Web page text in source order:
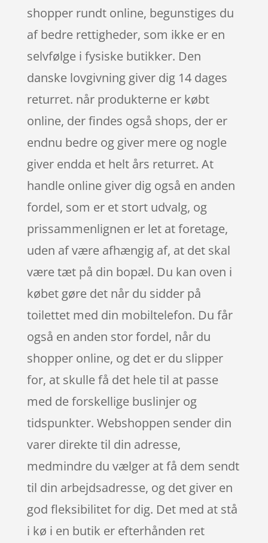
shopper rundt online, begunstiges du
af bedre rettigheder, som ikke er en
selvfølge i fysiske butikker. Den
danske lovgivning giver dig 14 dages
returret. når produkterne er købt
online, der findes også shops, der er
endnu bedre og giver mere og nogle
giver endda et helt års returret. At
handle online giver dig også en anden
fordel, som er et stort udvalg, og
prissammenlignen er let at foretage,
uden af være afhængig af, at det skal
være tæt på din bopæl. Du kan oven i
købet gøre det når du sidder på
toilettet med din mobiltelefon. Du får
også en anden stor fordel, når du
shopper online, og det er du slipper
for, at skulle få det hele til at passe
med de forskellige buslinjer og
tidspunkter. Webshoppen sender din
varer direkte til din adresse,
medmindre du vælger at få dem sendt
til din arbejdsadresse, og det giver en
god fleksibilitet for dig. Det med at stå
i kø i en butik er efterhånden ret